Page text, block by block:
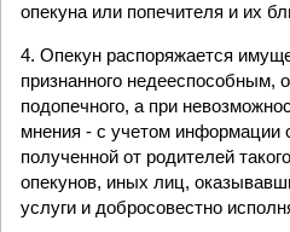
опекуна или попечителя и их
4. Опекун распоряжается
признанного недееспособным,
подопечного, а при
мнения - с учетом информации
полученной от родителей
опекунов, иных лиц,
услуги и добросовестно